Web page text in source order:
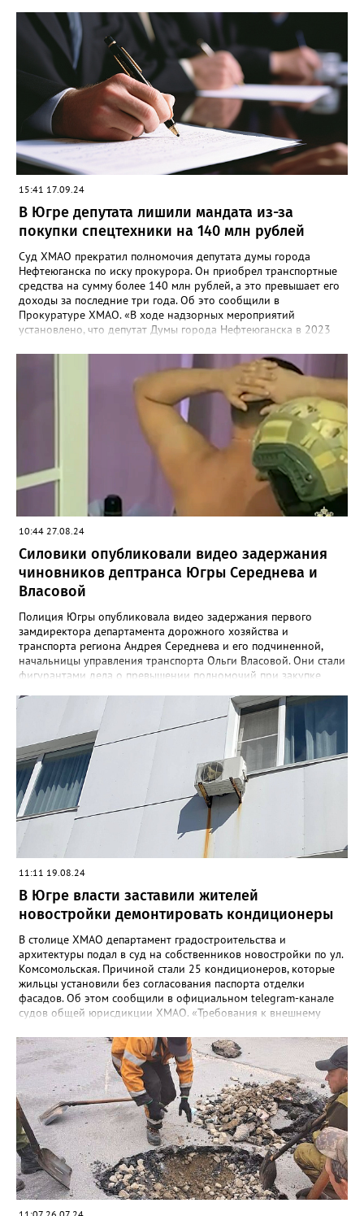
15:41 17.09.24
В Югре депутата лишили мандата из-за
покупки спецтехники на 140 млн рублей
Суд ХМАО прекратил полномочия депутата думы города
Нефтеюганска по иску прокурора. Он приобрел транспортные
средства на сумму более 140 млн рублей, а это превышает его
доходы за последние три года. Об это сообщили в
Прокуратуре ХМАО. «В ходе надзорных мероприятий
установлено, что депутат Думы города Нефтеюганска в 2023
на сумму более 140 млн рублей, что существенно превышает
его доходы и доходы его семьи за последние три года.»,-
сообщили в ведомстве. Депутат не предоставил справку о
доходах за прошедший год. Он направил уведомление о том,
что каких-либо крупных сделок, предусмотренных законом, не
10:44 27.08.24
Силовики опубликовали видео задержания
чиновников дептранса Югры Середнева и
Власовой
Полиция Югры опубликовала видео задержания первого
замдиректора департамента дорожного хозяйства и
транспорта региона Андрея Середнева и его подчиненной,
начальницы управления транспорта Ольги Власовой. Они стали
фигурантами дела о превышении полномочий при закупке
году чиновники приобрели 165 автобусов по цене,
завышенной на 30%. Кроме того, комплектация поставляемой
автомобильной техники не соответствовала условиям
контракта. Разница в цене между автобусом с кондиционером
и без него составила 812 тысяч рублей. В результате
незаконных действий фигурантов бюджету Югры причинен
ущерб в размере свыше 800 млн руб.
11:11 19.08.24
В Югре власти заставили жителей
новостройки демонтировать кондиционеры
В столице ХМАО департамент градостроительства и
архитектуры подал в суд на собственников новостройки по ул.
Комсомольская. Причиной стали 25 кондиционеров, которые
жильцы установили без согласования паспорта отделки
фасадов. Об этом сообщили в официальном telegram-канале
судов общей юрисдикции ХМАО. «Требования к внешнему
благоустройства с 2018 г. В условиях нового строительства,
согласование паспорта фасада является обязательным,
соответственно, в случае строительства многоквартирного
жилого дома и сдачи объекта в эксплуатацию после 27.04.2018
г. паспорт отделки фасадов оформляется и согласовывается
застройщиком, после чего передается в управляющую
компанию вместе с необходимой документацией.», - сказано в
сообщении. Суд обязал жильцов в течение 60 календарных
дней демонтировать кондиционеры с фасада
многоквартирного дома.